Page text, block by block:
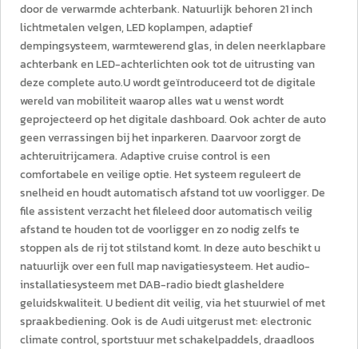
door de verwarmde achterbank. Natuurlijk behoren 21 inch
lichtmetalen velgen, LED koplampen, adaptief
dempingsysteem, warmtewerend glas, in delen neerklapbare
achterbank en LED-achterlichten ook tot de uitrusting van
deze complete auto.U wordt geïntroduceerd tot de digitale
wereld van mobiliteit waarop alles wat u wenst wordt
geprojecteerd op het digitale dashboard. Ook achter de auto
geen verrassingen bij het inparkeren. Daarvoor zorgt de
achteruitrijcamera. Adaptive cruise control is een
comfortabele en veilige optie. Het systeem reguleert de
snelheid en houdt automatisch afstand tot uw voorligger. De
file assistent verzacht het fileleed door automatisch veilig
afstand te houden tot de voorligger en zo nodig zelfs te
stoppen als de rij tot stilstand komt. In deze auto beschikt u
natuurlijk over een full map navigatiesysteem. Het audio-
installatiesysteem met DAB-radio biedt glasheldere
geluidskwaliteit. U bedient dit veilig, via het stuurwiel of met
spraakbediening. Ook is de Audi uitgerust met: electronic
climate control, sportstuur met schakelpaddels, draadloos